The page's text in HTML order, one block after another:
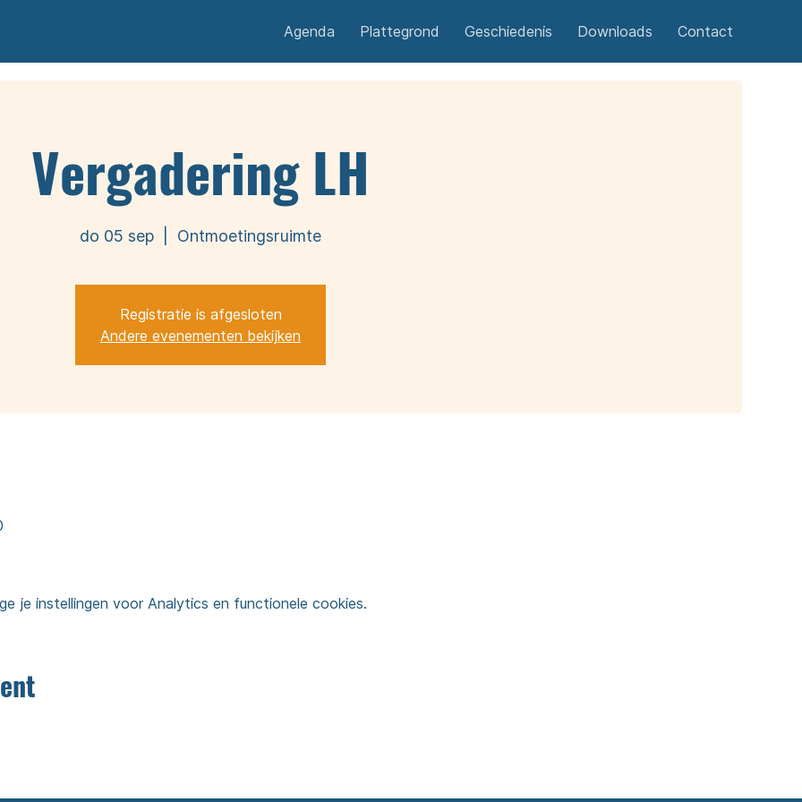
Agenda Plattegrond Geschiedenis Downloads Contact
Vergadering LH
do 05 sep Ontmoetingsruimte
Registratie is afgesloten
Andere evenementen bekijken
je instellingen voor Analytics en functionele cookies.